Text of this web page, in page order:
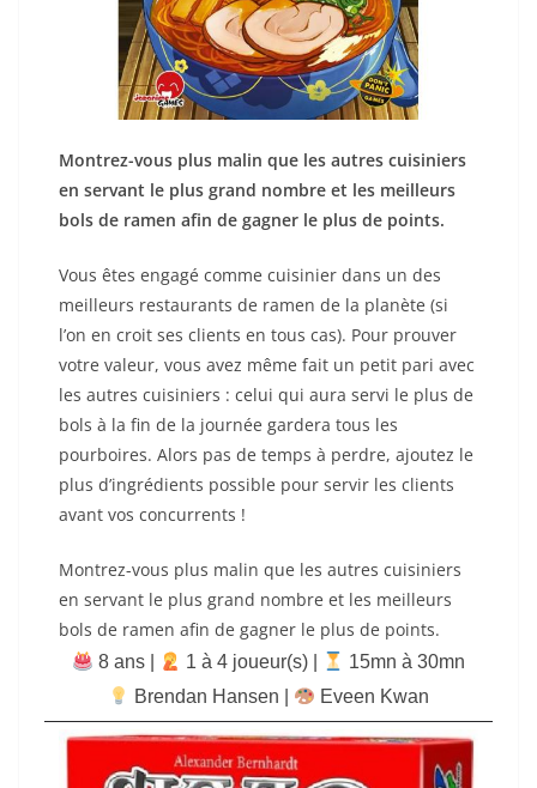
Montrez-vous plus malin que les autres cuisiniers
en servant le plus grand nombre et les meilleurs
bols de ramen afin de gagner le plus de points.
Vous êtes engagé comme cuisinier dans un des
meilleurs restaurants de ramen de la planète (si
l’on en croit ses clients en tous cas). Pour prouver
votre valeur, vous avez même fait un petit pari avec
les autres cuisiniers : celui qui aura servi le plus de
bols à la fin de la journée gardera tous les
pourboires. Alors pas de temps à perdre, ajoutez le
plus d’ingrédients possible pour servir les clients
avant vos concurrents !
Montrez-vous plus malin que les autres cuisiniers
en servant le plus grand nombre et les meilleurs
bols de ramen afin de gagner le plus de points.
8 ans | ‍ 1 à 4 joueur(s) |
15mn à 30mn
Brendan Hansen
Eveen Kwan